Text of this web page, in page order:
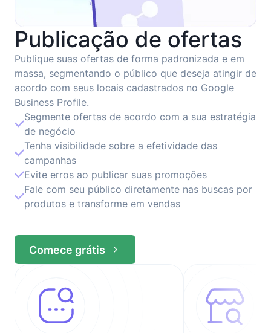
Publicação de ofertas
Publique suas ofertas de forma padronizada e em
massa, segmentando o público que deseja atingir de
acordo com seus locais cadastrados no Google
Business Profile.
Segmente ofertas de acordo com a sua estratégia
de negócio
Tenha visibilidade sobre a efetividade das
campanhas
Evite erros ao publicar suas promoções
Fale com seu público diretamente nas buscas por
produtos e transforme em vendas
Comece grátis